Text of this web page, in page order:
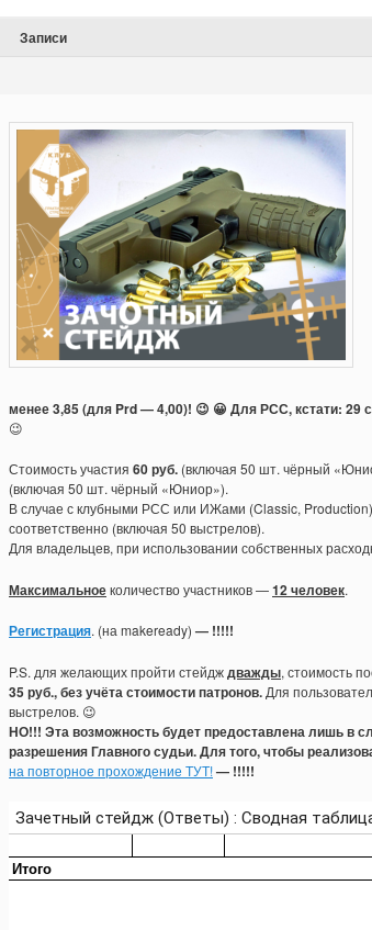
Записи
менее 3,85 (для Prd — 4,00)! 😉 😀 Для РСС, кстати: 29
😉
Стоимость участия 60 руб. (включая 50 шт. чёрный
(включая 50 шт. чёрный «Юниор»).
В случае с клубными РСС или ИЖами (Classic, Production),
соответственно (включая 50 выстрелов).
Для владельцев, при использовании собственных
Максимальноеколичество участников —12 человек.
Регистрация. (на makeready) — !!!!!
P.S. для желающих пройти стейдждважды, стоимость
35 руб., без учёта стоимости патронов. Для
выстрелов. 😉
НО!!! Эта возможность будет предоставлена лишь в
разрешения Главного судьи. Для того, чтобы
на повторное прохождение ТУТ!— !!!!!